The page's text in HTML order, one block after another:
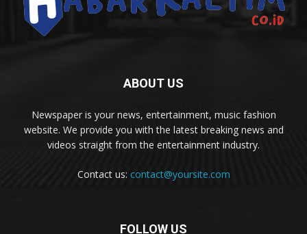
ABOUT US
Newspaper is your news, entertainment, music fashion
website. We provide you with the latest breaking news and
videos straight from the entertainment industry.
Contact us: contact@yoursite.com
FOLLOW US